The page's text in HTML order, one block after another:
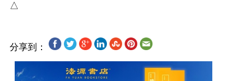
分享到：